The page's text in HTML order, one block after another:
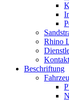
Rhino
Beschriftung